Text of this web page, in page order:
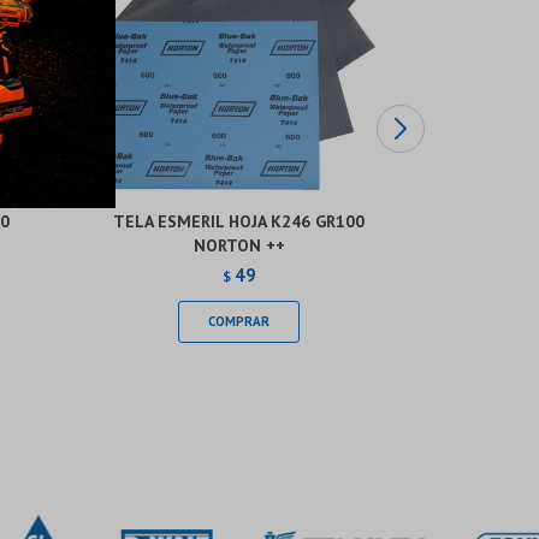
TELA ESMERIL HOJA K246 GR100
NORTON ++
$ 49